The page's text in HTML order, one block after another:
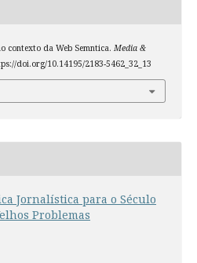
contexto da Web Semntica. Media &
doi.org/10.14195/2183-5462_32_13
Jornalística para o Século
Problemas